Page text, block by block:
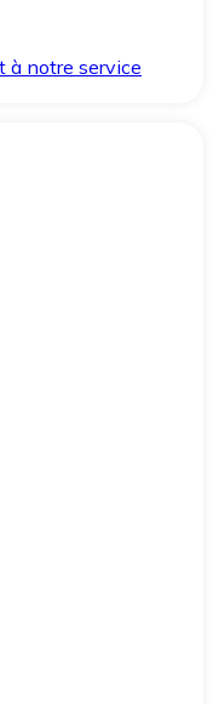
à notre service